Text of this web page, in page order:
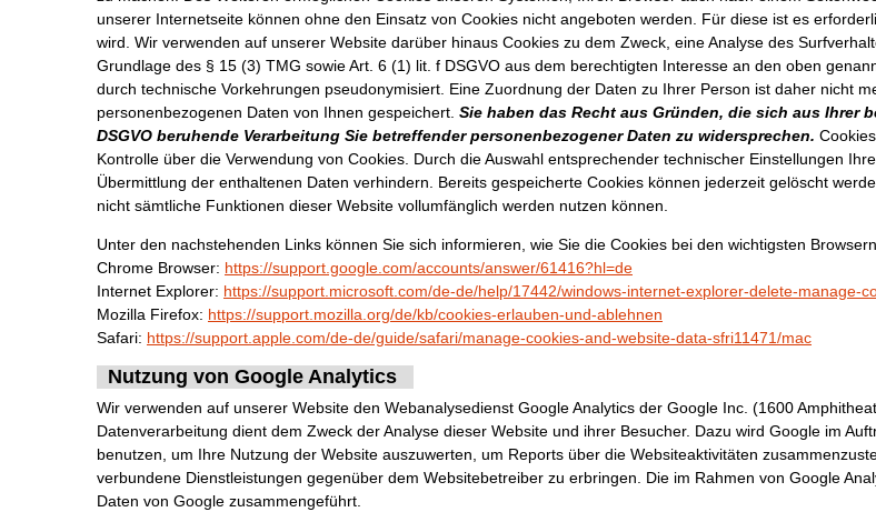
unserer Internetseite können ohne den Einsatz von Cookies nicht angeboten werden. Für diese ist es
wird. Wir verwenden auf unserer Website darüber hinaus Cookies zu dem Zweck, eine Analyse des
Grundlage des § 15 (3) TMG sowie Art. 6 (1) lit. f DSGVO aus dem berechtigten Interesse an den oben
durch technische Vorkehrungen pseudonymisiert. Eine Zuordnung der Daten zu Ihrer Person ist daher nicht
personenbezogenen Daten von Ihnen gespeichert. Sie haben das Recht aus Gründen, die sich aus Ihrer
DSGVO beruhende Verarbeitung Sie betreffender personenbezogener Daten zu widersprechen.
Kontrolle über die Verwendung von Cookies. Durch die Auswahl entsprechender technischer Einstellungen
Übermittlung der enthaltenen Daten verhindern. Bereits gespeicherte Cookies können jederzeit gelöscht
nicht sämtliche Funktionen dieser Website vollumfänglich werden nutzen können.
Unter den nachstehenden Links können Sie sich informieren, wie Sie die Cookies bei den wichtigsten
Chrome Browser: https://support.google.com/accounts/answer/61416?hl=de
Internet Explorer: https://support.microsoft.com/de-de/help/17442/windows-internet-explorer-delete-manage-
Mozilla Firefox: https://support.mozilla.org/de/kb/cookies-erlauben-und-ablehnen
Safari: https://support.apple.com/de-de/guide/safari/manage-cookies-and-website-data-sfri11471/mac
Nutzung von Google Analytics
Wir verwenden auf unserer Website den Webanalysedienst Google Analytics der Google Inc. (1600
Datenverarbeitung dient dem Zweck der Analyse dieser Website und ihrer Besucher. Dazu wird Google im
benutzen, um Ihre Nutzung der Website auszuwerten, um Reports über die Websiteaktivitäten
verbundene Dienstleistungen gegenüber dem Websitebetreiber zu erbringen. Die im Rahmen von Google
Daten von Google zusammengeführt.